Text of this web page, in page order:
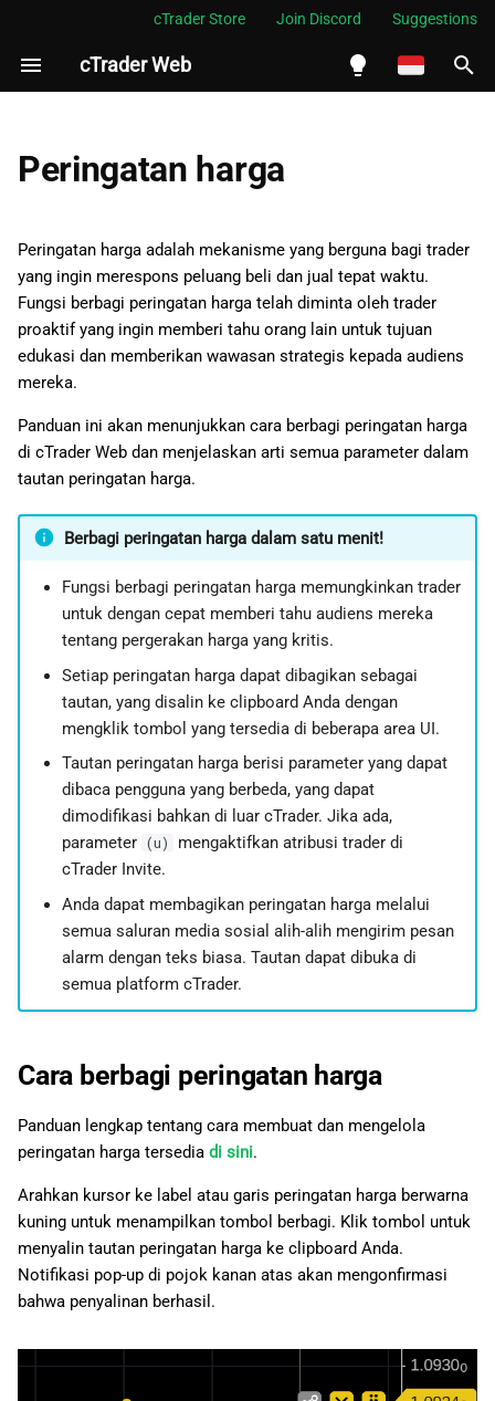
cTrader Store Join Discord Suggestions
cTrader Web
العربية
Indonesia
Melayu
ไทย
한국어
日本語
Deutsch
Français
Polski
Русский
Türkçe
M
m
r
s
i
a
p
k
a
Cara berbagi peringatan
harga
peringatan harga
Peringatan harga
Peringatan harga adalah mekanisme yang berguna bagi trader
yang ingin merespons peluang beli dan jual tepat waktu.
Fungsi berbagi peringatan harga telah diminta oleh trader
proaktif yang ingin memberi tahu orang lain untuk tujuan
edukasi dan memberikan wawasan strategis kepada audiens
mereka.
Panduan ini akan menunjukkan cara berbagi peringatan harga
di cTrader Web dan menjelaskan arti semua parameter dalam
tautan peringatan harga.
Berbagi peringatan harga dalam satu menit!
Fungsi berbagi peringatan harga memungkinkan trader
untuk dengan cepat memberi tahu audiens mereka
tentang pergerakan harga yang kritis.
Setiap peringatan harga dapat dibagikan sebagai
tautan, yang disalin ke clipboard Anda dengan
mengklik tombol yang tersedia di beberapa area UI.
Tautan peringatan harga berisi parameter yang dapat
dibaca pengguna yang berbeda, yang dapat
dimodifikasi bahkan di luar cTrader. Jika ada,
parameter (u)
mengaktifkan atribusi trader di
cTrader Invite.
Anda dapat membagikan peringatan harga melalui
semua saluran media sosial alih-alih mengirim pesan
alarm dengan teks biasa. Tautan dapat dibuka di
semua platform cTrader.
Cara berbagi peringatan harga
Panduan lengkap tentang cara membuat dan mengelola
peringatan harga tersedia di sini.
Arahkan kursor ke label atau garis peringatan harga berwarna
kuning untuk menampilkan tombol berbagi. Klik tombol untuk
menyalin tautan peringatan harga ke clipboard Anda.
Notifikasi pop-up di pojok kanan atas akan mengonfirmasi
bahwa penyalinan berhasil.